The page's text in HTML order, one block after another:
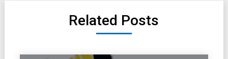
Related Posts